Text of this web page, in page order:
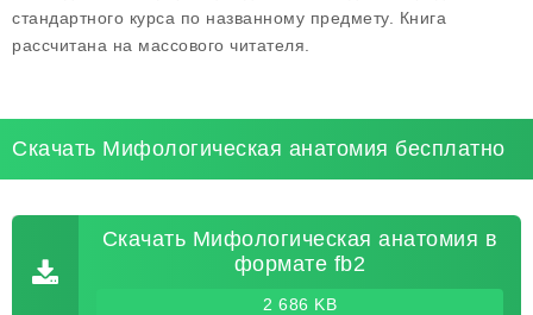
стандартного курса по названному предмету. Книга
рассчитана на массового читателя.
Скачать Мифологическая анатомия бесплатно
Скачать Мифологическая анатомия в
формате fb2
2 686 KB